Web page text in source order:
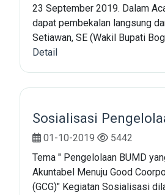
23 September 2019. Dalam
dapat pembekalan langsung
Setiawan, SE (Wakil Bupati
Detail
Sosialisasi
01-10-2019
5442
Tema " Pengelolaan BUMD
Akuntabel Menuju Good
(GCG)" Kegiatan Sosialisasi